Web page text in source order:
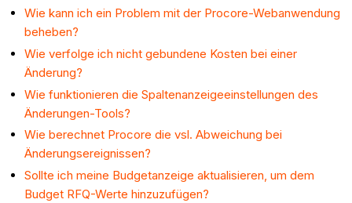
Wie kann ich ein Problem mit der Procore-Webanwendung
beheben?
Wie verfolge ich nicht gebundene Kosten bei einer
Änderung?
Wie funktionieren die Spaltenanzeigeeinstellungen des
Änderungen-Tools?
Wie berechnet Procore die vsl. Abweichung bei
Änderungsereignissen?
Sollte ich meine Budgetanzeige aktualisieren, um dem
Budget RFQ-Werte hinzuzufügen?